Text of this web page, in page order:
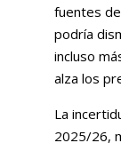
fuentes
podría
incluso
alza los
La
2025/26,